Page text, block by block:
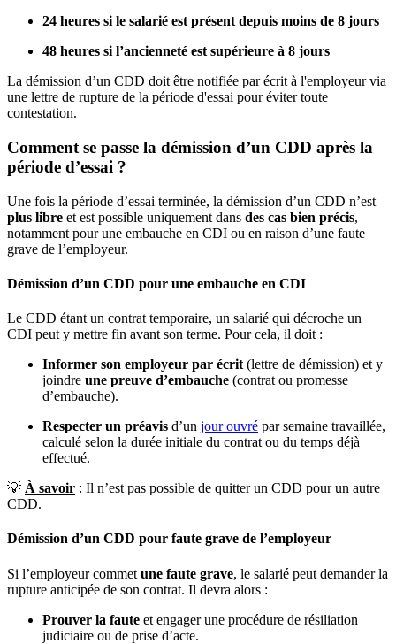
24 heures si le salarié est présent depuis moins de 8 jours
48 heures si l’ancienneté est supérieure à 8 jours
La démission d’un CDD doit être notifiée par écrit à l'employeur via
une lettre de rupture de la période d'essai pour éviter toute
contestation.
Comment se passe la démission d’un CDD après la
période d’essai ?
Une fois la période d’essai terminée, la démission d’un CDD n’est
plus libre et est possible uniquement dans des cas bien précis,
notamment pour une embauche en CDI ou en raison d’une faute
grave de l’employeur.
Démission d’un CDD pour une embauche en CDI
Le CDD étant un contrat temporaire, un salarié qui décroche un
CDI peut y mettre fin avant son terme. Pour cela, il doit :
Informer son employeur par écrit (lettre de démission) et y
joindre une preuve d’embauche (contrat ou promesse
d’embauche).
Respecter un préavis d’un jour ouvré par semaine travaillée,
calculé selon la durée initiale du contrat ou du temps déjà
effectué.
💡 À savoir : Il n’est pas possible de quitter un CDD pour un autre
CDD.
Démission d’un CDD pour faute grave de l’employeur
Si l’employeur commet une faute grave, le salarié peut demander la
rupture anticipée de son contrat. Il devra alors :
Prouver la faute et engager une procédure de résiliation
judiciaire ou de prise d’acte.